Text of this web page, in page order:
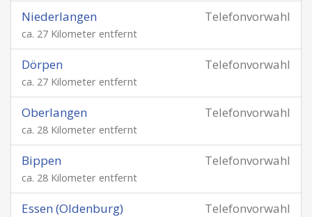
Telefonvorwahl
Niederlangen
ca. 27 Kilometer entfernt
Telefonvorwahl
Dörpen
ca. 27 Kilometer entfernt
Telefonvorwahl
Oberlangen
ca. 28 Kilometer entfernt
Telefonvorwahl
Bippen
ca. 28 Kilometer entfernt
Telefonvorwahl
Essen (Oldenburg)